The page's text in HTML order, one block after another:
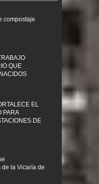
compostaje
QUE
EL
PARA
DE
la Vicaría de